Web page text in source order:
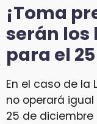
¡Toma
serán los
para el
En el caso de la
no operará
25 de diciembre